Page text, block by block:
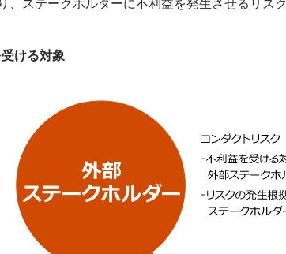
、ステークホルダーに不利益を発生させるリスク
ける対象